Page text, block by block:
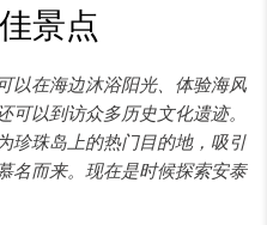
景点
以在海边沐浴阳光、体验海风
以到访众多历史文化遗迹。
珍珠岛上的热门目的地，吸引
名而来。现在是时候探索安泰